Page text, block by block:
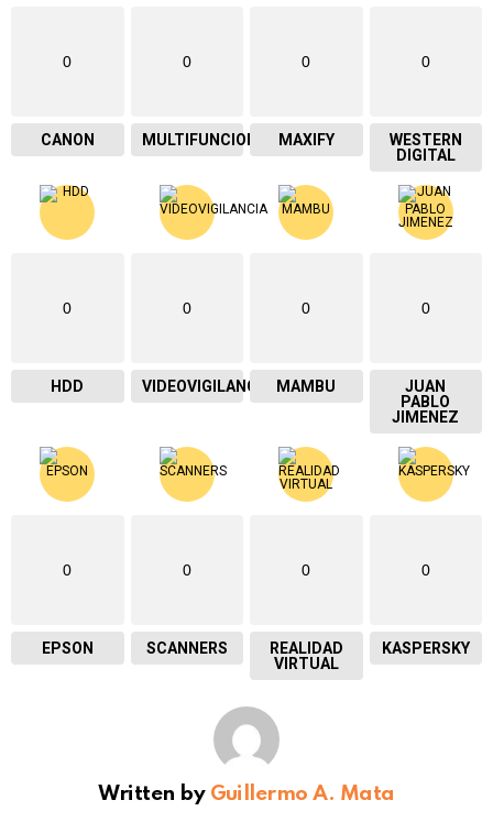
0
CANON
0
MULTIFUNCIONAL
0
MAXIFY
0
WESTERN
DIGITAL
0
HDD
0
VIDEOVIGILANCIA
0
MAMBU
0
JUAN
PABLO
JIMENEZ
0
EPSON
0
SCANNERS
0
REALIDAD
VIRTUAL
0
KASPERSKY
Written by Guillermo A. Mata